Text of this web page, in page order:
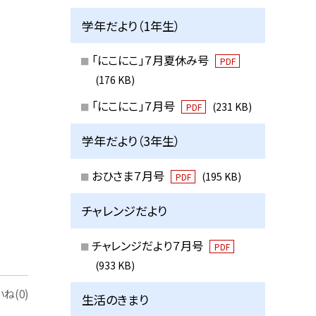
ね(0)
学年だより（1年生）
「にこにこ」７月夏休み号 PDF
(176 KB)
「にこにこ」７月号 PDF (231 KB)
学年だより（3年生）
おひさま７月号 PDF (195 KB)
チャレンジだより
チャレンジだより７月号 PDF
(933 KB)
生活のきまり